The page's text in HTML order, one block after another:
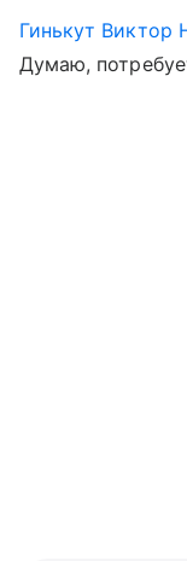
Гинькут Виктор
Думаю,